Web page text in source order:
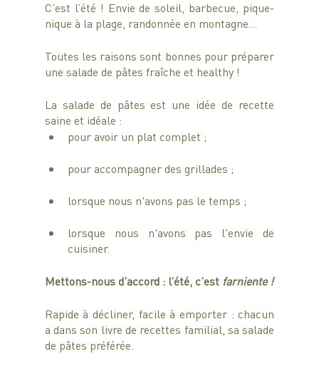
C’est l’été ! Envie de soleil, barbecue, pique-
nique à la plage, randonnée en montagne…
Toutes les raisons sont bonnes pour préparer
une salade de pâtes fraîche et healthy !
La salade de pâtes est une idée de recette
saine et idéale :
pour avoir un plat complet ;
pour accompagner des grillades ;
lorsque nous n'avons pas le temps ;
lorsque nous n'avons pas l'envie de
cuisiner.
Mettons-nous d’accord : l’été, c’est farniente !
Rapide à décliner, facile à emporter : chacun
a dans son livre de recettes familial, sa salade
de pâtes préférée.